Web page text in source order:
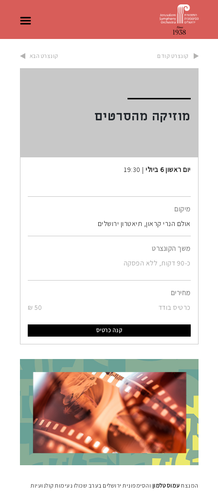
קונצרט קודם קונצרט הבא
מוזיקה מהסרטים
יום ראשון 6 ביולי | 19:30
מיקום
אולם הנרי קראון, תיאטרון ירושלים
משך הקונצרט
כ-90 דקות, ללא הפסקה
מחירים
כרטיס בודד
50 ₪
קנה כרטיס
המנצח עמוס טלמון והסימפונית ירושלים בערב שכולו נעימות קולנועיות